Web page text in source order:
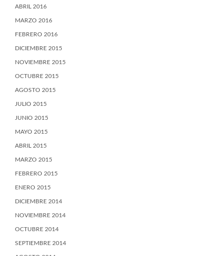
ABRIL 2016
MARZO 2016
FEBRERO 2016
DICIEMBRE 2015
NOVIEMBRE 2015
OCTUBRE 2015
AGOSTO 2015
JULIO 2015
JUNIO 2015
MAYO 2015
ABRIL 2015
MARZO 2015
FEBRERO 2015
ENERO 2015
DICIEMBRE 2014
NOVIEMBRE 2014
OCTUBRE 2014
SEPTIEMBRE 2014